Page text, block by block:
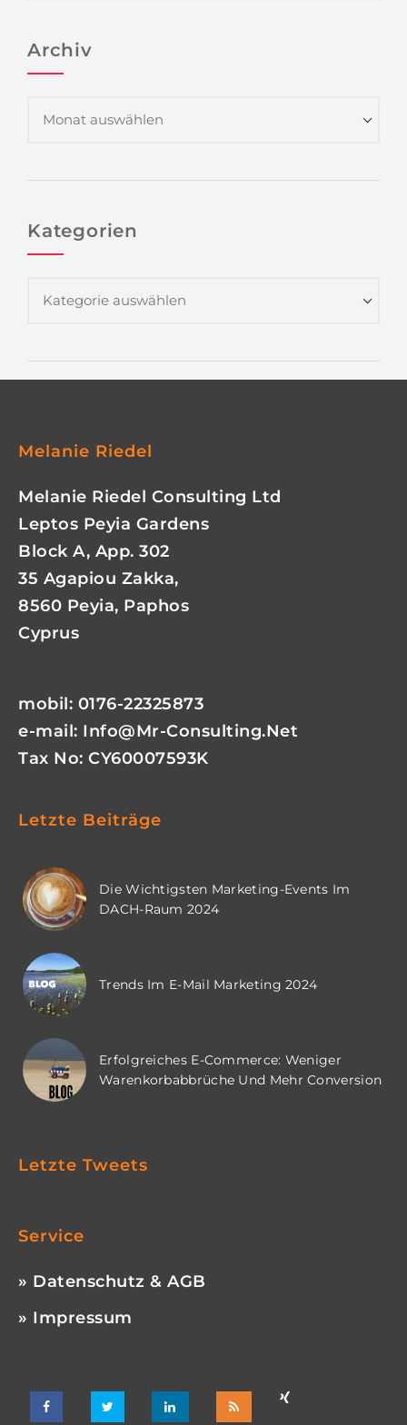
Archiv
Kategorien
Melanie Riedel
Melanie Riedel Consulting Ltd
Leptos Peyia Gardens
Block A, App. 302
35 Agapiou Zakka,
8560 Peyia, Paphos
Cyprus
mobil: 0176-22325873
e-mail: Info@mr-Consulting.net
Tax No: CY60007593K
Letzte Beiträge
Die Wichtigsten Marketing-Events Im
DACH-Raum 2024
Trends Im E-Mail Marketing 2024
Erfolgreiches E-Commerce: Weniger
Warenkorbabbrüche Und Mehr Conversion
Letzte Tweets
Service
» Datenschutz & AGB
» Impressum